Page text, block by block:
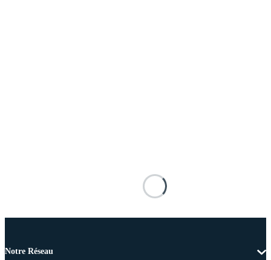
Notre Réseau